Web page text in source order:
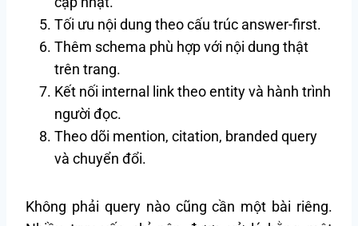
Tối ưu nội dung theo cấu trúc answer-first.
Thêm schema phù hợp với nội dung thật
trên trang.
Kết nối internal link theo entity và hành trình
người đọc.
Theo dõi mention, citation, branded query
và chuyển đổi.
Không phải query nào cũng cần một bài riêng.